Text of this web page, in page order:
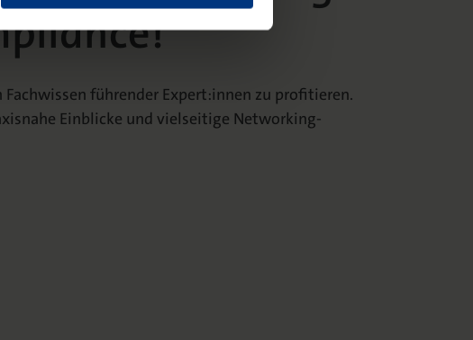
führender Expert:innen zu profitieren.
Einblicke und vielseitige Networking-